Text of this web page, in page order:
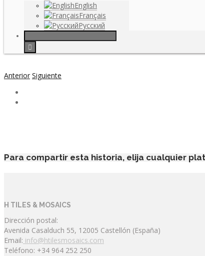
English
Français
Русский
Anterior Siguiente
Para compartir esta historia, elija cualquier
H TILES & MOSAICS
Dirección postal:
Avenida Casalduch 55, 12005 Castellón (España)
Email: info@htilesmosaics.com
Teléfono: +34 964 252 250